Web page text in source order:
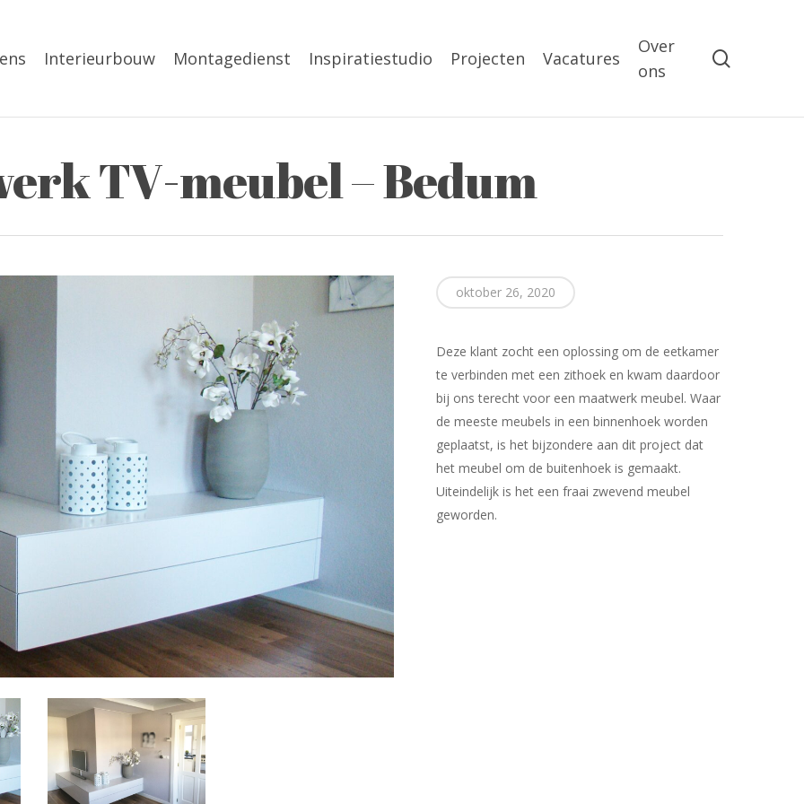
Interieurbouw Montagedienst Inspiratiestudio Projecten Vacatures
Over
ons
TV-meubel – Bedum
oktober 26, 2020
Deze klant zocht een oplossing om de eetkamer
te verbinden met een zithoek en kwam daardoor
bij ons terecht voor een maatwerk meubel. Waar
de meeste meubels in een binnenhoek worden
geplaatst, is het bijzondere aan dit project dat
het meubel om de buitenhoek is gemaakt.
Uiteindelijk is het een fraai zwevend meubel
geworden.